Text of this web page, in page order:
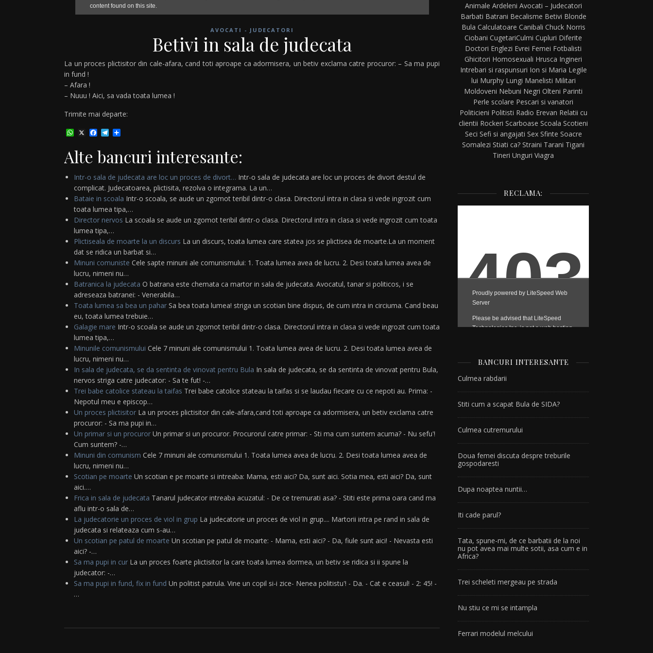
AVOCATI - JUDECATORI
Betivi in sala de judecata
La un proces plictisitor din cale-afara, cand toti aproape ca adormisera, un betiv exclama catre procuror: – Sa ma pupi
in fund !
– Afara !
– Nuuu ! Aici, sa vada toata lumea !
Trimite mai departe:
WhatsApp
X Facebook
Telegram
Alte bancuri interesante:
Intr-o sala de judecata are loc un proces de divort… Intr-o sala de judecata are loc un proces de divort destul de
complicat. Judecatoarea, plictisita, rezolva o integrama. La un…
Bataie in scoala Intr-o scoala, se aude un zgomot teribil dintr-o clasa. Directorul intra in clasa si vede ingrozit cum
toata lumea tipa,…
Director nervos La scoala se aude un zgomot teribil dintr-o clasa. Directorul intra in clasa si vede ingrozit cum toata
lumea tipa,…
Plictiseala de moarte la un discurs La un discurs, toata lumea care statea jos se plictisea de moarte.La un moment
dat se ridica un barbat si…
Minuni comuniste Cele sapte minuni ale comunismului: 1. Toata lumea avea de lucru. 2. Desi toata lumea avea de
lucru, nimeni nu…
Batranica la judecata O batrana este chemata ca martor in sala de judecata. Avocatul, tanar si politicos, i se
adreseaza batranei: - Venerabila…
Toata lumea sa bea un pahar Sa bea toata lumea! striga un scotian bine dispus, de cum intra in circiuma. Cand beau
eu, toata lumea trebuie…
Galagie mare Intr-o scoala se aude un zgomot teribil dintr-o clasa. Directorul intra in clasa si vede ingrozit cum toata
lumea tipa,…
Minunile comunismului Cele 7 minuni ale comunismului 1. Toata lumea avea de lucru. 2. Desi toata lumea avea de
lucru, nimeni nu…
In sala de judecata, se da sentinta de vinovat pentru Bula In sala de judecata, se da sentinta de vinovat pentru Bula,
nervos striga catre judecator: - Sa te fut! -…
Trei babe catolice stateau la taifas Trei babe catolice stateau la taifas si se laudau fiecare cu ce nepoti au. Prima: -
Nepotul meu e episcop…
Un proces plictisitor La un proces plictisitor din cale-afara,cand toti aproape ca adormisera, un betiv exclama catre
procuror: - Sa ma pupi in…
Un primar si un procuror Un primar si un procuror. Procurorul catre primar: - Sti ma cum suntem acuma? - Nu sefu'!
Cum suntem? -…
Minuni din comunism Cele 7 minuni ale comunismului 1. Toata lumea avea de lucru. 2. Desi toata lumea avea de
lucru, nimeni nu…
Scotian pe moarte Un scotian e pe moarte si intreaba: Mama, esti aici? Da, sunt aici. Sotia mea, esti aici? Da, sunt
aici.…
Frica in sala de judecata Tanarul judecator intreaba acuzatul: - De ce tremurati asa? - Stiti este prima oara cand ma
aflu intr-o sala de…
La judecatorie un proces de viol in grup La judecatorie un proces de viol in grup.... Martorii intra pe rand in sala de
judecata si relateaza cum s-au…
Un scotian pe patul de moarte Un scotian pe patul de moarte: - Mama, esti aici? - Da, fiule sunt aici! - Nevasta esti
aici? -…
Sa ma pupi in cur La un proces foarte plictisitor la care toata lumea dormea, un betiv se ridica si ii spune la
judecator: -…
Sa ma pupi in fund, fix in fund Un politist patrula. Vine un copil si-i zice- Nenea politistu'! - Da. - Cat e ceasul! - 2: 45! -
…
Animale Ardeleni Avocati – Judecatori
Barbati Batrani Becalisme Betivi Blonde
Bula Calculatoare Canibali Chuck Norris
Ciobani CugetariCulmi Cupluri Diferite
Doctori Englezi Evrei Femei Fotbalisti
Ghicitori Homosexuali Hrusca Ingineri
Intrebari si raspunsuri Ion si Maria Legile
lui Murphy Lungi Manelisti Militari
Moldoveni Nebuni Negri Olteni Parinti
Perle scolare Pescari si vanatori
Politicieni Politisti Radio Erevan Relatii cu
clientii Rockeri Scarboase Scoala Scotieni
Seci Sefi si angajati Sex Sfinte Soacre
Somalezi Stiati ca? Straini Tarani Tigani
Tineri Unguri Viagra
RECLAMA:
BANCURI INTERESANTE
Culmea rabdarii
Stiti cum a scapat Bula de SIDA?
Culmea cutremurului
Doua femei discuta despre treburile
gospodaresti
Dupa noaptea nuntii…
Iti cade parul?
Tata, spune-mi, de ce barbatii de la noi
nu pot avea mai multe sotii, asa cum e in
Africa?
Trei scheleti mergeau pe strada
Nu stiu ce mi se intampla
Ferrari modelul melcului